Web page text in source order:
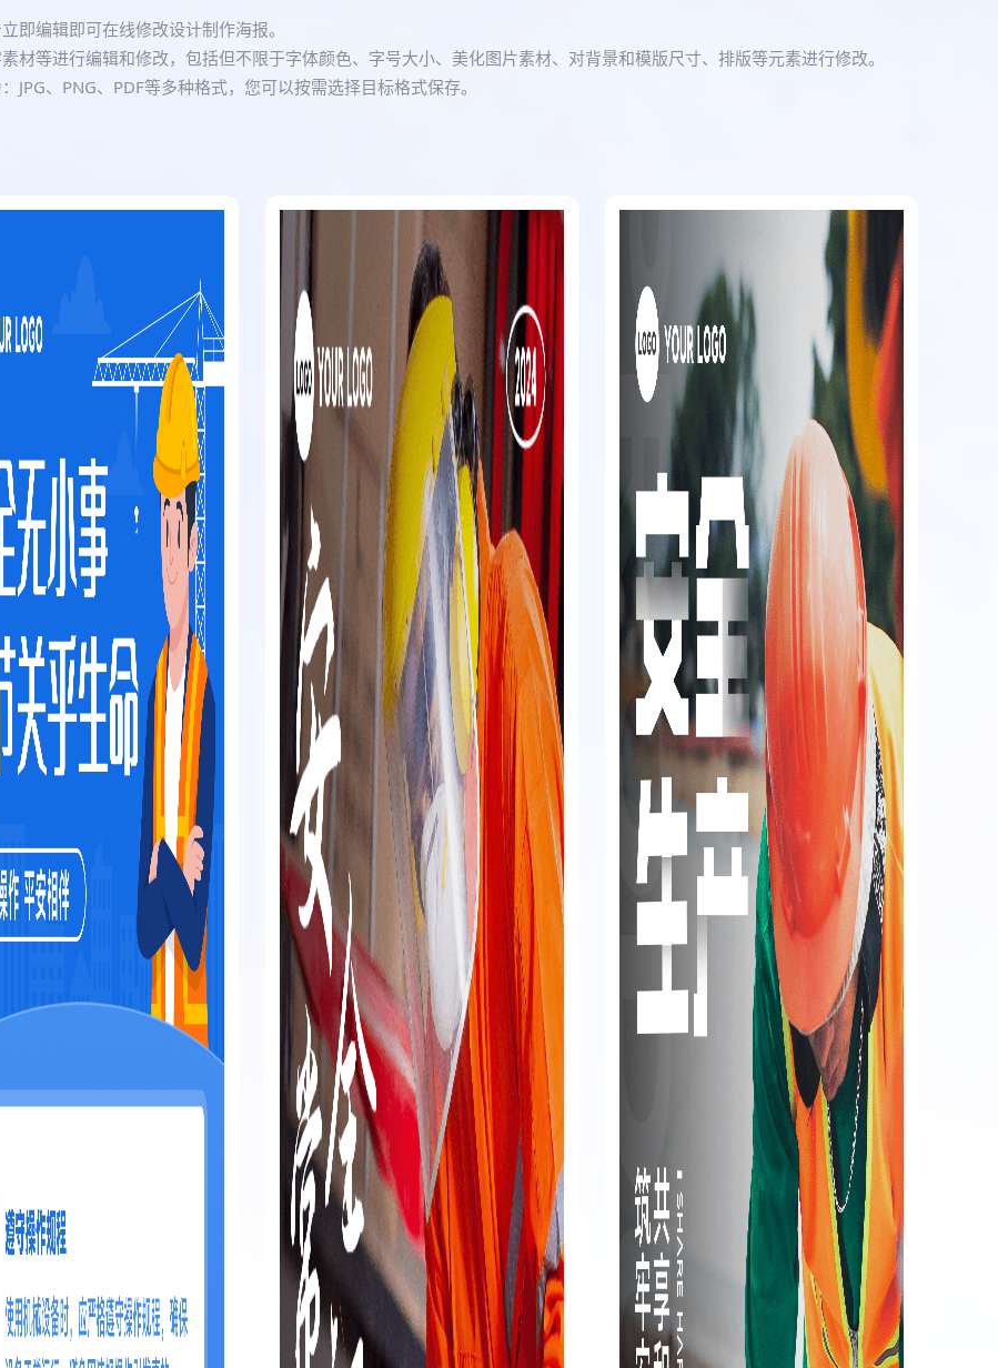
即编辑即可在线修改设计制作海报。
材等进行编辑和修改，包括但不限于字体颜色、字号大小、美化图片素材、对背景和模版尺寸、排版等元素进行修改。
、PNG、PDF等多种格式，您可以按需选择目标格式保存。